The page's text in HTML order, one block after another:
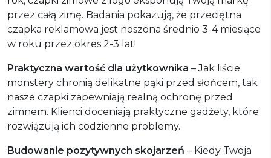
przez całą zimę. Badania pokazują, że przeciętna
czapka reklamowa jest noszona średnio 3-4 miesiące
w roku przez okres 2-3 lat!
Praktyczna wartość dla użytkownika – Jak liście
monstery chronią delikatne pąki przed słońcem, tak
nasze czapki zapewniają realną ochronę przed
zimnem. Klienci doceniają praktyczne gadżety, które
rozwiązują ich codzienne problemy.
Budowanie pozytywnych skojarzeń – Kiedy Twoja